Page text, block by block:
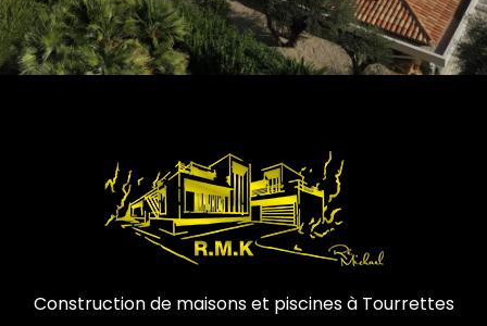
Construction de maisons et piscines à Tourrettes